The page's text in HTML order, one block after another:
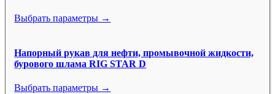
Выбрать параметры →
Напорный рукав для нефти, промывочной жидкости,
бурового шлама RIG STAR D
Выбрать параметры →